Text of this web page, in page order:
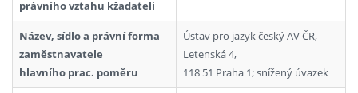
právního vztahu kžadateli
Název, sídlo a právní forma
zaměstnavatele
hlavního prac. poměru
Ústav pro jazyk český AV ČR,
Letenská 4,
118 51 Praha 1; snížený úvazek